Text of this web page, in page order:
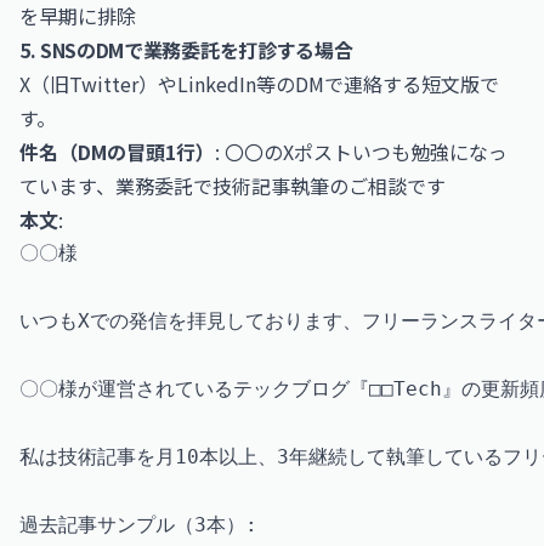
を早期に排除
5. SNSのDMで業務委託を打診する場合
X（旧Twitter）やLinkedIn等のDMで連絡する短文版で
す。
件名（DMの冒頭1行） : 〇〇のXポストいつも勉強になっ
ています、業務委託で技術記事執筆のご相談です
本文:
〇〇様
いつもXでの発信を拝見しております、フリーランスライ
〇〇様が運営されているテックブログ『□□Tech』の更新
私は技術記事を月10本以上、3年継続して執筆している
過去記事サンプル（3本）: